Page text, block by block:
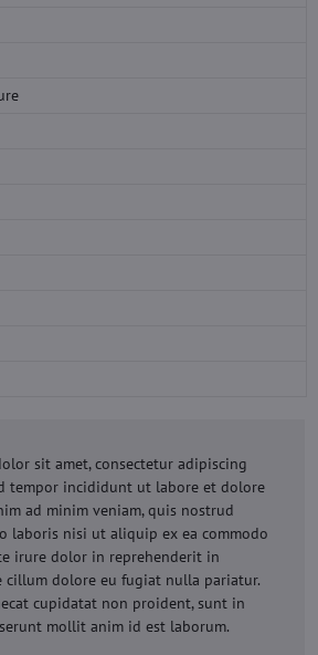
sit amet, consectetur adipiscing
tempor incididunt ut labore et dolore
ad minim veniam, quis nostrud
laboris nisi ut aliquip ex ea commodo
irure dolor in reprehenderit in
cillum dolore eu fugiat nulla pariatur.
cupidatat non proident, sunt in
mollit anim id est laborum.